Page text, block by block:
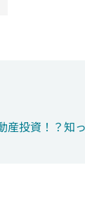
産投資！？知